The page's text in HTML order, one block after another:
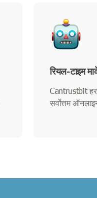
रियल-टाइम
Cantrustbit
सर्वोत्तम